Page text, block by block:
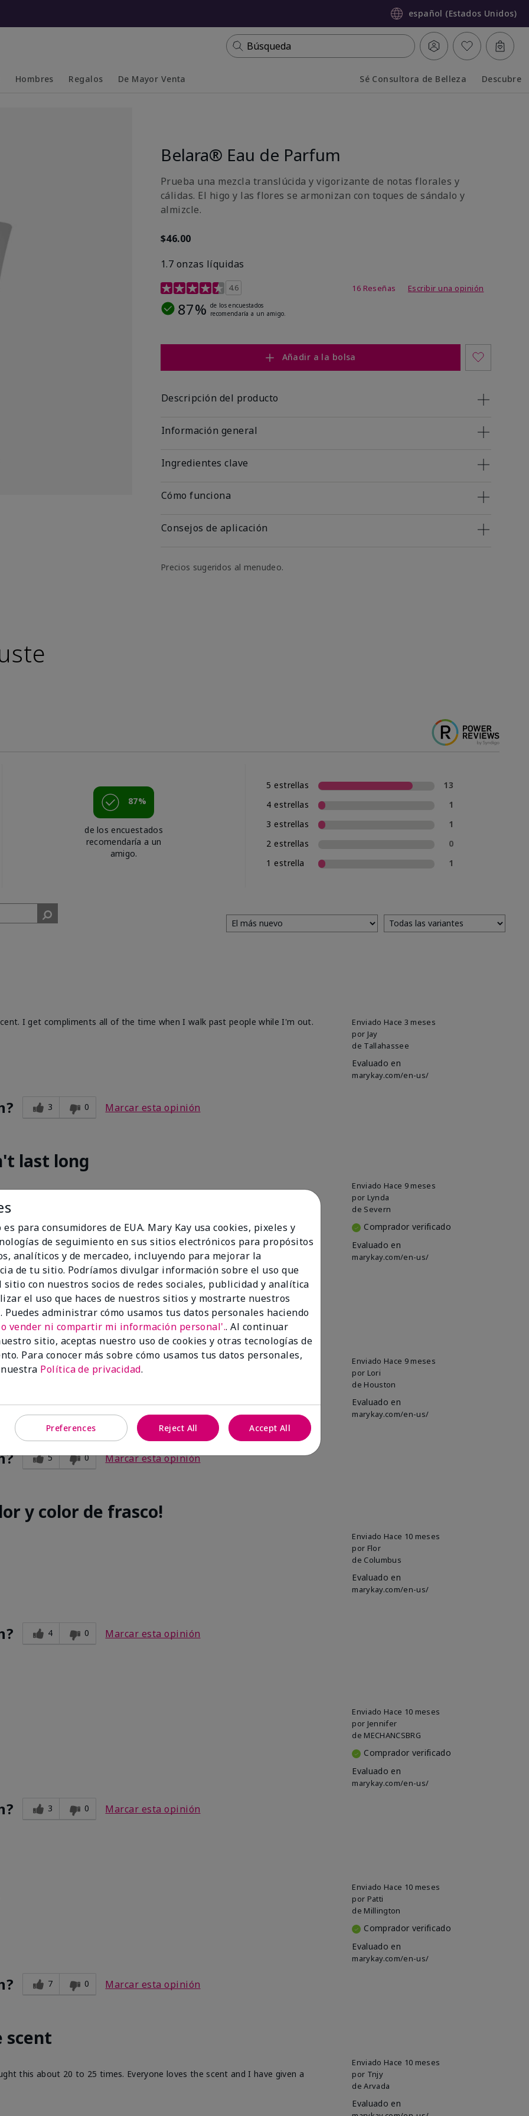
español (Estados Unidos)
Búsqueda
Hombres Regalos De Mayor Venta Sé Consultora de Belleza Descubre
Belara® Eau de Parfum
Prueba una mezcla translúcida y vigorizante de notas florales y
cálidas. El higo y las flores se armonizan con toques de sándalo y
almizcle.
$46.00
1.7 onzas líquidas
Calificación de clientes de 4,5 de 5
4.6 16 Reseñas Escribir una opinión
87% de los encuestados
recomendaría a un amigo.
Añadir a la bolsa
Descripción del producto
Información general
Ingredientes clave
Cómo funciona
Consejos de aplicación
Precios sugeridos al menudeo.
87%
de los encuestados
recomendaría a un
amigo.
5 estrellas
13
4 estrellas
1
3 estrellas
1
2 estrellas
0
1 estrella
1
Enviado Hace 3 meses
por Jay
de Tallahassee
Evaluado en
marykay.com/en-us/
I get compliments all of the time when I walk past people while I'm out.
3 0 Marcar esta opinión
last long
Enviado Hace 9 meses
por Lynda
de Severn
Comprador verificado
Evaluado en
marykay.com/en-us/
day.
4 0 Marcar esta opinión
Enviado Hace 9 meses
por Lori
de Houston
Evaluado en
marykay.com/en-us/
5 0 Marcar esta opinión
y color de frasco!
Enviado Hace 10 meses
por Flor
de Columbus
Evaluado en
marykay.com/en-us/
4 0 Marcar esta opinión
Enviado Hace 10 meses
por Jennifer
de MECHANCSBRG
Comprador verificado
Evaluado en
marykay.com/en-us/
3 0 Marcar esta opinión
Enviado Hace 10 meses
por Patti
de Millington
Comprador verificado
Evaluado en
marykay.com/en-us/
7 0 Marcar esta opinión
scent
Enviado Hace 10 meses
por Tnjy
de Arvada
Evaluado en
this about 20 to 25 times. Everyone loves the scent and I have given a
es para consumidores de EUA. Mary Kay usa cookies, pixeles y
de seguimiento en sus sitios electrónicos para propósitos
analíticos y de mercadeo, incluyendo para mejorar la
de tu sitio. Podríamos divulgar información sobre el uso que
sitio con nuestros socios de redes sociales, publicidad y analítica
el uso que haces de nuestros sitios y mostrarte nuestros
Puedes administrar cómo usamos tus datos personales haciendo
vender ni compartir mi información personal'.. Al continuar
sitio, aceptas nuestro uso de cookies y otras tecnologías de
Para conocer más sobre cómo usamos tus datos personales,
Política de privacidad.
Preferences Reject All Accept All